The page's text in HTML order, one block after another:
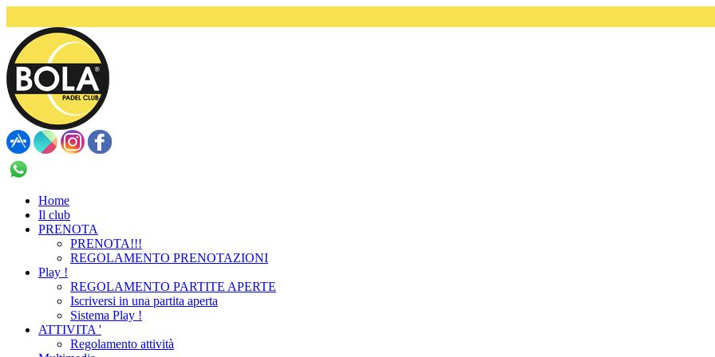
Home
Il club
PRENOTA
PRENOTA!!!
REGOLAMENTO PRENOTAZIONI
Play !
REGOLAMENTO PARTITE APERTE
Iscriversi in una partita aperta
Sistema Play !
ATTIVITA '
Regolamento attività